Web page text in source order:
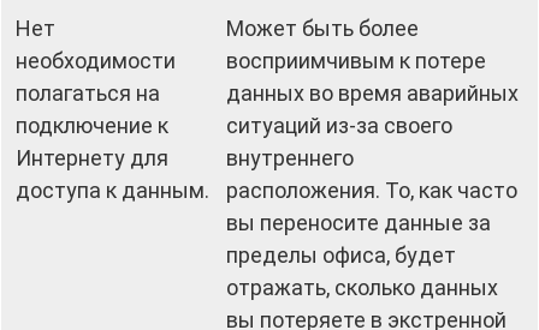
Нет
необходимости
полагаться на
подключение к
Интернету для
доступа к данным.
Может быть более
восприимчивым к потере
данных во время аварийных
ситуаций из-за своего
внутреннего
расположения. То, как часто
вы переносите данные за
пределы офиса, будет
отражать, сколько данных
вы потеряете в экстренной